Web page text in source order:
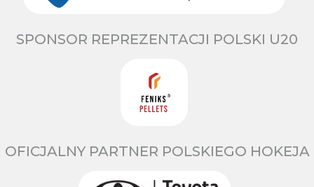
SPONSOR REPREZENTACJI POLSKI U20
OFICJALNY PARTNER POLSKIEGO HOKEJA